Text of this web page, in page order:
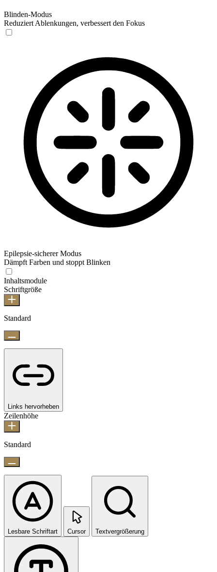
Blinden-Modus
Reduziert Ablenkungen, verbessert den Fokus
Epilepsie-sicherer Modus
Dämpft Farben und stoppt Blinken
Inhaltsmodule
Schriftgröße
Standard
Links hervorheben
Zeilenhöhe
Standard
Lesbare Schriftart Cursor Textvergrößerung